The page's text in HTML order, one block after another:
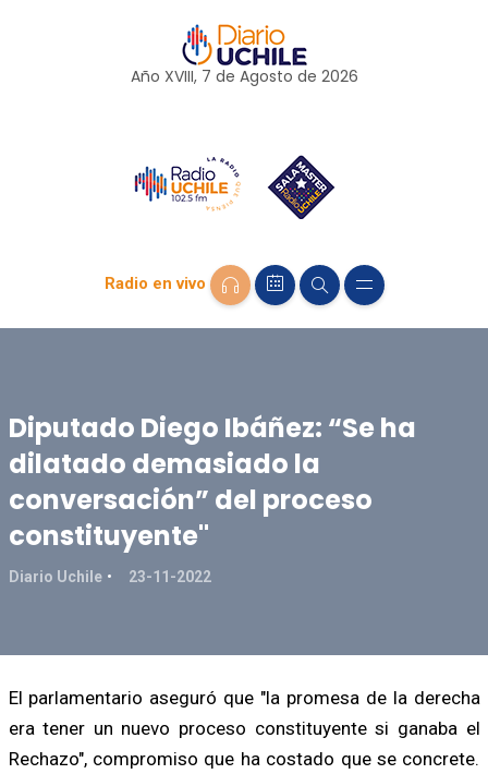
Año XVIII, 7 de Agosto de 2026
Radio en vivo
Diputado Diego Ibáñez: “Se ha
dilatado demasiado la
conversación” del proceso
constituyente"
Diario Uchile 23-11-2022
El parlamentario aseguró que "la promesa de la derecha
era tener un nuevo proceso constituyente si ganaba el
Rechazo", compromiso que ha costado que se concrete.